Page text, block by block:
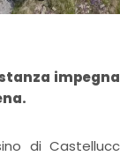
di